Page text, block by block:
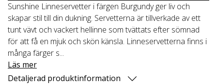
Sunshine Linneservetter i färgen Burgundy ger liv och
skapar stil till din dukning. Servetterna är tillverkade av ett
tunt vävt och vackert hellinne som tvättats efter sömnad
för att få en mjuk och skön känsla. Linneservetterna finns i
många färger s...
Läs mer
Detaljerad produktinformation